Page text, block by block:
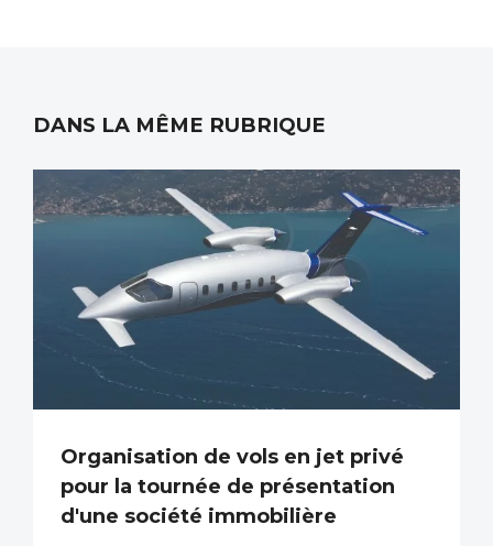
DANS LA MÊME RUBRIQUE
Organisation de vols en jet privé
pour la tournée de présentation
d'une société immobilière